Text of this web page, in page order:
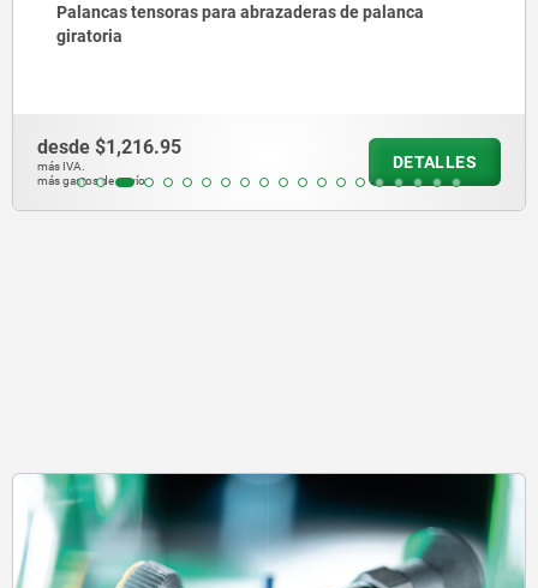
Palancas tensoras para abrazaderas de palanca
giratoria
desde $1,216.95
más IVA.
más gastos de envío
DETALLES